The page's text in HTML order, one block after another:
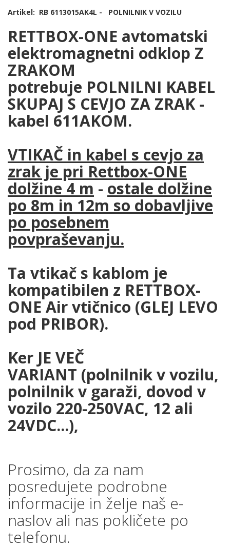
Artikel: RB 6113015AK4L - POLNILNIK V VOZILU
RETTBOX-ONE avtomatski
elektromagnetni odklop Z
ZRAKOM
potrebuje POLNILNI KABEL
SKUPAJ S CEVJO ZA ZRAK -
kabel 611AKOM.
VTIKAČ in kabel s cevjo za
zrak je pri Rettbox-ONE
dolžine 4 m - ostale dolžine
po 8m in 12m so dobavljive
po posebnem
povpraševanju.
Ta vtikač s kablom je
kompatibilen z RETTBOX-
ONE Air vtičnico (GLEJ LEVO
pod PRIBOR).
Ker JE VEČ
VARIANT (polnilnik v vozilu,
polnilnik v garaži, dovod v
vozilo 220-250VAC, 12 ali
24VDC...),
Prosimo, da za nam
posredujete podrobne
informacije in želje naš e-
naslov ali nas pokličete po
telefonu.